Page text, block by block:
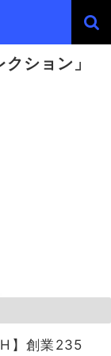
ション」
】創業235